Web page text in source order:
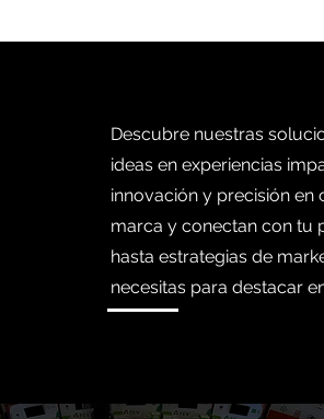
Descubre nuestras
ideas en experiencias
innovación y precisión en
marca y conectan con tu
hasta estrategias de
necesitas para destacar